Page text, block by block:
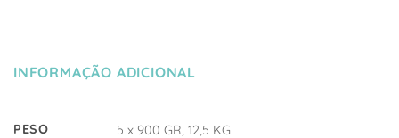
INFORMAÇÃO ADICIONAL
PESO 5 x 900 GR, 12,5 KG